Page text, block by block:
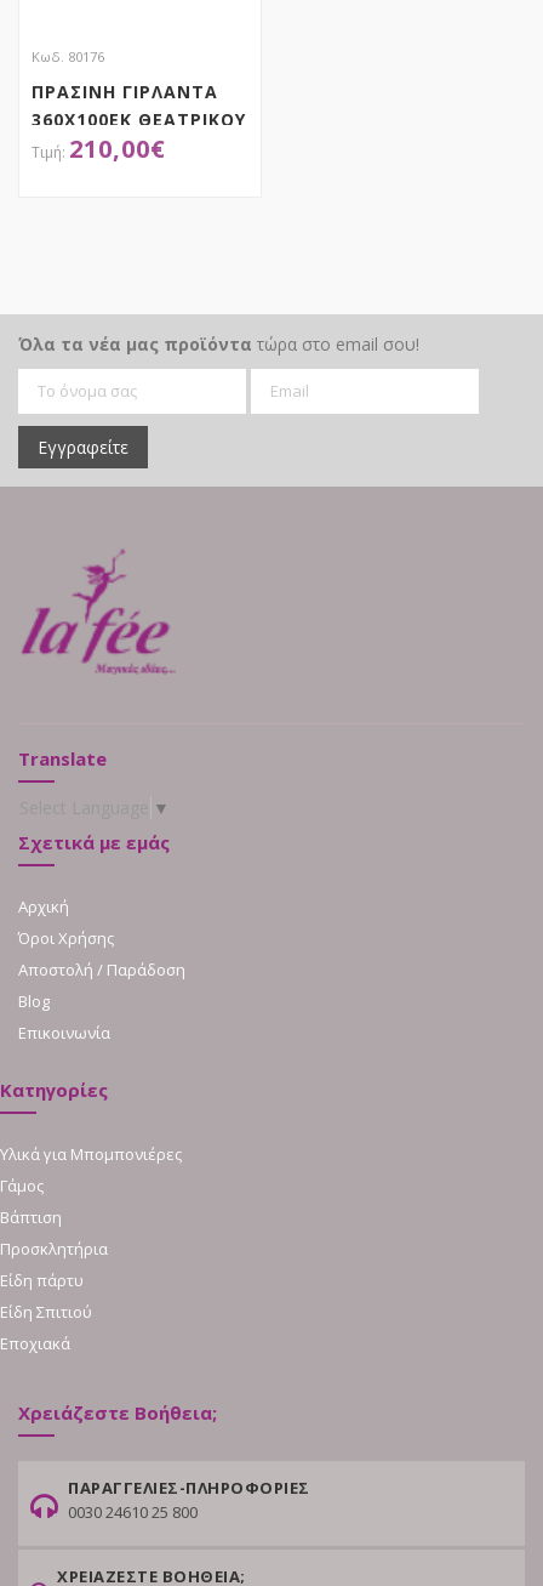
Κωδ. 80176
ΠΡΑΣΙΝΗ ΓΙΡΛΑΝΤΑ
360Χ100ΕΚ ΘΕΑΤΡΙΚΟΥ
ΣΚΗΝΙΚΟΥ
210,00€
Όλα τα νέα μας προϊόντα τώρα στο email σου!
Εγγραφείτε
Translate
▼
Σχετικά με εμάς
Αρχική
Όροι Χρήσης
Αποστολή / Παράδοση
Blog
Επικοινωνία
Κατηγορίες
Υλικά για Μπομπονιέρες
Γάμος
Βάπτιση
Προσκλητήρια
Είδη πάρτυ
Είδη Σπιτιού
Εποχιακά
Χρειάζεστε Βοήθεια;
ΠΑΡΑΓΓΕΛΙΕΣ-ΠΛΗΡΟΦΟΡΙΕΣ
0030 24610 25 800
ΧΡΕΙΑΖΕΣΤΕ ΒΟΗΘΕΙΑ;